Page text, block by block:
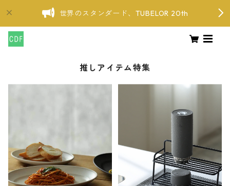
世界のスタンダード、TUBELOR 20th
推しアイテム特集